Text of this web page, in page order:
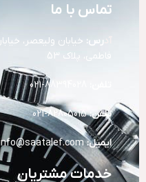
تماس با ما
رس: خیابان ولیعصر،
فاطمی، پلاک 53
تلفن:82805015-021
ایمیل:
خدمات مشتریان